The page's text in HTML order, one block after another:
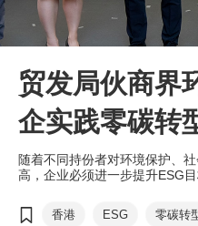
贸发局伙商界
企实践零碳转
随着不同持份者对环境保护、
高，企业必须进一步提升ESG
香港 ESG 零碳转